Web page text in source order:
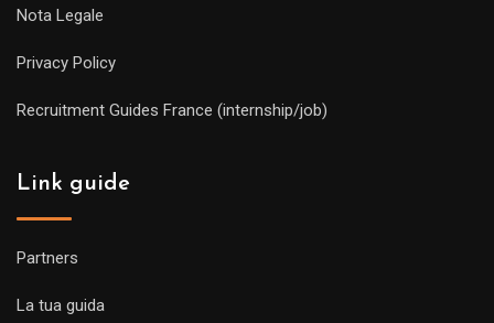
Nota Legale
Privacy Policy
Recruitment Guides France (internship/job)
Link guide
Partners
La tua guida